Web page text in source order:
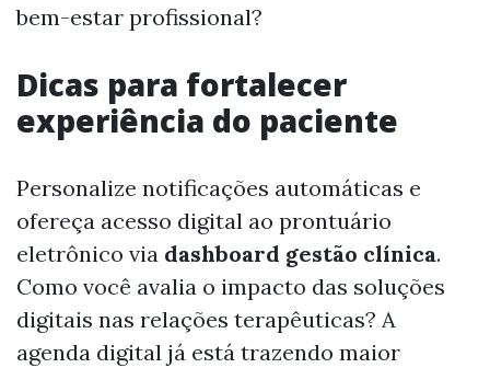
bem-estar profissional?
Dicas para fortalecer
experiência do paciente
Personalize notificações automáticas e
ofereça acesso digital ao prontuário
eletrônico via dashboard gestão clínica.
Como você avalia o impacto das soluções
digitais nas relações terapêuticas? A
agenda digital já está trazendo maior